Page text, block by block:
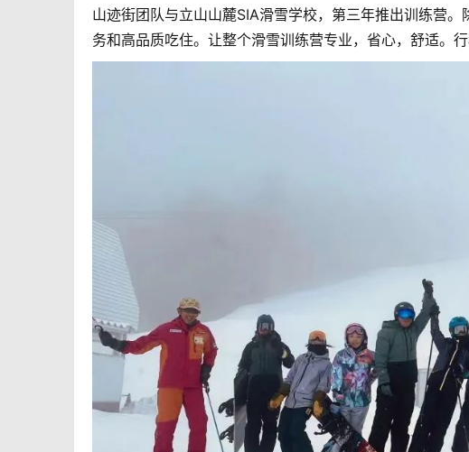
山迹街团队与立山山麓SIA滑雪学校，第三年推出训练营
务和高品质吃住。让整个滑雪训练营专业，省心，舒适。